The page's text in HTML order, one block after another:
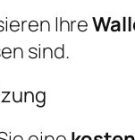
Ihre
sind.